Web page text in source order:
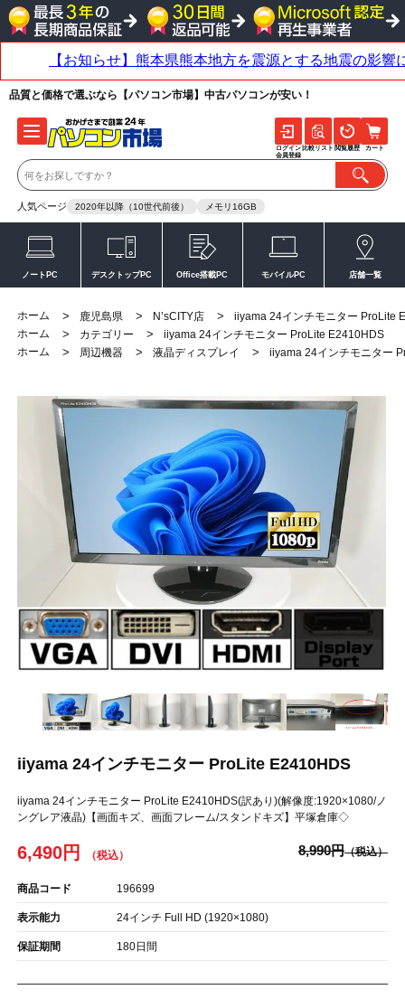
品質と価格で選ぶなら【パソコン市場】中古パソコンが安い！
人気ページ 2020年以降（10世代前後） メモリ16GB
ログイン
会員登録
比較リスト 閲覧履歴 カート
ノートPC デスクトップPC Office搭載PC モバイルPC 店舗一覧
ホーム > 鹿児島県 > N’sCITY店 >
iiyama 24インチモニター ProLite
ホーム
> カテゴリー >
iiyama 24インチモニター ProLite E2410HDS
ホーム
> 周辺機器 > 液晶ディスプレイ > iiyama 24インチモニター
iiyama 24インチモニター ProLite E2410HDS
iiyama 24インチモニター ProLite E2410HDS(訳あり)(解像度:1920×1080/ノ
ングレア液晶)【画面キズ、画面フレーム/スタンドキズ】平塚倉庫◇
6,490円 8,990円
商品コード 196699
表示能力 24インチ Full HD (1920×1080)
保証期間 180日間